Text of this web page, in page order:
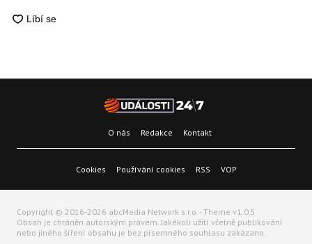
O nás Redakce Kontakt
Cookies Používání cookies RSS VOP
Copyright © 2016-2026 abcMedia Network s.r.o. - Theme v1.0.5
Obsah je chráněn autorským právem. Jakékoli užití včetně publikování
nebo jiného šíření obsahu je bez písemného souhlasu zakázano.